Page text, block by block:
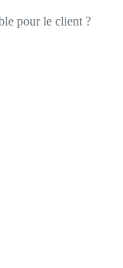
pour le client ?